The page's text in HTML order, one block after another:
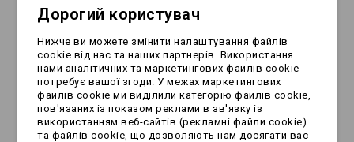
Przewód spiralny - 8
żył x 6,5m
Przewód spiralny - 7
żył x 6,5m
Дорогий користувач
Нижче ви можете змінити налаштування файлів
cookie від нас та наших партнерів. Використання
нами аналітичних та маркетингових файлів cookie
потребує вашої згоди. У межах маркетингових
файлів cookie ми виділили категорію файлів cookie,
пов'язаних із показом реклами в зв'язку із
використанням веб-сайтів (рекламні файли cookie)
та файлів cookie, що дозволяють нам досягати вас